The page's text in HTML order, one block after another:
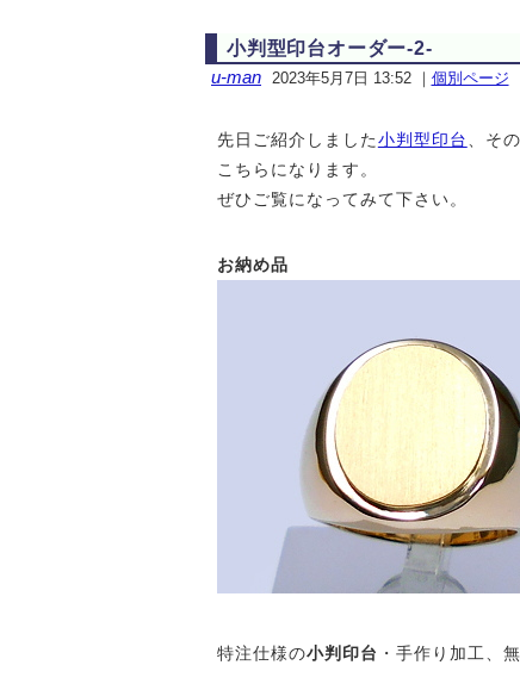
小判型印台オーダー-2-
u-man 2023年5月7日 13:52｜ 個別ページ
先日ご紹介しました小判型印台
、そ
こちらになります。
ぜひご覧になってみて下さい。
お納め品
特注仕様の小判印台 ・手作り加工、